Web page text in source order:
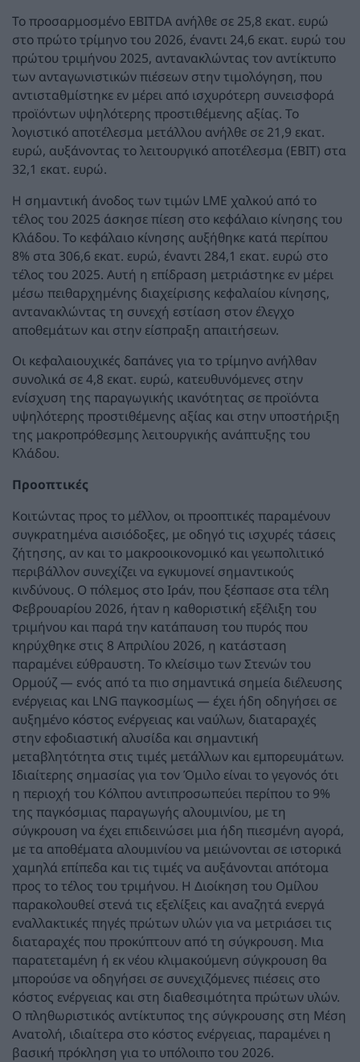
Το προσαρμοσμένο EBITDA ανήλθε σε 25,8 εκατ. ευρώ
στο πρώτο τρίμηνο του 2026, έναντι 24,6 εκατ. ευρώ του
πρώτου τριμήνου 2025, αντανακλώντας τον αντίκτυπο
των ανταγωνιστικών πιέσεων στην τιμολόγηση, που
αντισταθμίστηκε εν μέρει από ισχυρότερη συνεισφορά
προϊόντων υψηλότερης προστιθέμενης αξίας. Το
λογιστικό αποτέλεσμα μετάλλου ανήλθε σε 21,9 εκατ.
ευρώ, αυξάνοντας το λειτουργικό αποτέλεσμα (EBIT) στα
32,1 εκατ. ευρώ.
Η σημαντική άνοδος των τιμών LME χαλκού από το
τέλος του 2025 άσκησε πίεση στο κεφάλαιο κίνησης του
Κλάδου. Το κεφάλαιο κίνησης αυξήθηκε κατά περίπου
8% στα 306,6 εκατ. ευρώ, έναντι 284,1 εκατ. ευρώ στο
τέλος του 2025. Αυτή η επίδραση μετριάστηκε εν μέρει
μέσω πειθαρχημένης διαχείρισης κεφαλαίου κίνησης,
αντανακλώντας τη συνεχή εστίαση στον έλεγχο
αποθεμάτων και στην είσπραξη απαιτήσεων.
Οι κεφαλαιουχικές δαπάνες για το τρίμηνο ανήλθαν
συνολικά σε 4,8 εκατ. ευρώ, κατευθυνόμενες στην
ενίσχυση της παραγωγικής ικανότητας σε προϊόντα
υψηλότερης προστιθέμενης αξίας και στην υποστήριξη
της μακροπρόθεσμης λειτουργικής ανάπτυξης του
Κλάδου.
Προοπτικές
Κοιτώντας προς το μέλλον, οι προοπτικές παραμένουν
συγκρατημένα αισιόδοξες, με οδηγό τις ισχυρές τάσεις
ζήτησης, αν και το μακροοικονομικό και γεωπολιτικό
περιβάλλον συνεχίζει να εγκυμονεί σημαντικούς
κινδύνους. Ο πόλεμος στο Ιράν, που ξέσπασε στα τέλη
Φεβρουαρίου 2026, ήταν η καθοριστική εξέλιξη του
τριμήνου και παρά την κατάπαυση του πυρός που
κηρύχθηκε στις 8 Απριλίου 2026, η κατάσταση
παραμένει εύθραυστη. Το κλείσιμο των Στενών του
Ορμούζ — ενός από τα πιο σημαντικά σημεία διέλευσης
ενέργειας και LNG παγκοσμίως — έχει ήδη οδηγήσει σε
αυξημένο κόστος ενέργειας και ναύλων, διαταραχές
στην εφοδιαστική αλυσίδα και σημαντική
μεταβλητότητα στις τιμές μετάλλων και εμπορευμάτων.
Ιδιαίτερης σημασίας για τον Όμιλο είναι το γεγονός ότι
η περιοχή του Κόλπου αντιπροσωπεύει περίπου το 9%
της παγκόσμιας παραγωγής αλουμινίου, με τη
σύγκρουση να έχει επιδεινώσει μια ήδη πιεσμένη αγορά,
με τα αποθέματα αλουμινίου να μειώνονται σε ιστορικά
χαμηλά επίπεδα και τις τιμές να αυξάνονται απότομα
προς το τέλος του τριμήνου. Η Διοίκηση του Ομίλου
παρακολουθεί στενά τις εξελίξεις και αναζητά ενεργά
εναλλακτικές πηγές πρώτων υλών για να μετριάσει τις
διαταραχές που προκύπτουν από τη σύγκρουση. Μια
παρατεταμένη ή εκ νέου κλιμακούμενη σύγκρουση θα
μπορούσε να οδηγήσει σε συνεχιζόμενες πιέσεις στο
κόστος ενέργειας και στη διαθεσιμότητα πρώτων υλών.
Ο πληθωριστικός αντίκτυπος της σύγκρουσης στη Μέση
Ανατολή, ιδιαίτερα στο κόστος ενέργειας, παραμένει η
βασική πρόκληση για το υπόλοιπο του 2026.